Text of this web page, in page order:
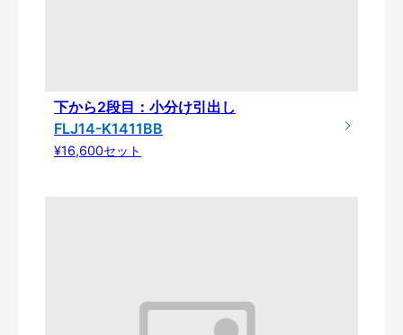
下から2段目：小分け引出し
FLJ14-K1411BB
¥16,600セット